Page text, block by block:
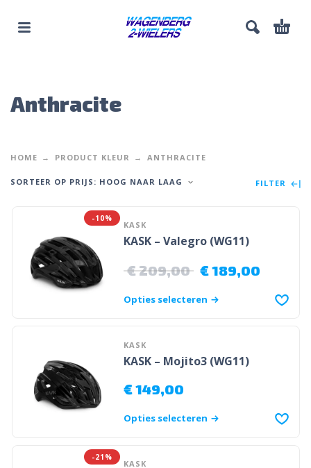
Anthracite
HOME PRODUCT KLEUR ANTHRACITE
SORTEER OP PRIJS: HOOG NAAR LAAG FILTER
-10%
KASK
KASK – Valegro (WG11)
€209,00 €189,00
Opties selecteren
KASK
KASK – Mojito3 (WG11)
€149,00
Opties selecteren
-21%
KASK